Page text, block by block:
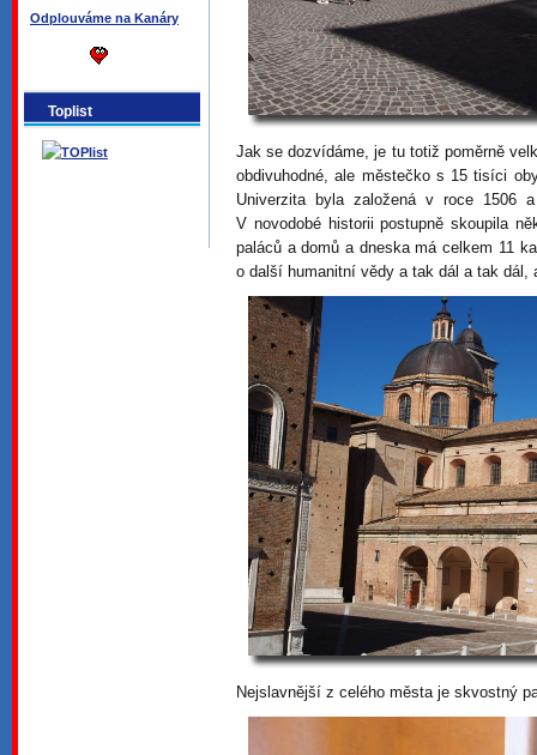
Odplouváme na Kanáry
Toplist
Jak se dozvídáme, je tu totiž poměrně
obdivuhodné, ale městečko s 15 tisíci
Univerzita byla založená v roce 1506
V novodobé historii postupně skoupila
paláců a domů a dneska má celkem 11
o další humanitní vědy a tak dál a tak
Nejslavnější z celého města je skvostný